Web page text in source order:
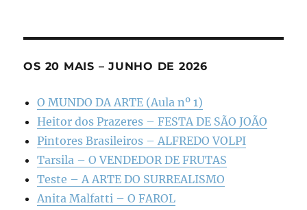
OS 20 MAIS – JUNHO DE 2026
O MUNDO DA ARTE (Aula nº 1)
Heitor dos Prazeres – FESTA DE SÃO JOÃO
Pintores Brasileiros – ALFREDO VOLPI
Tarsila – O VENDEDOR DE FRUTAS
Teste – A ARTE DO SURREALISMO
Anita Malfatti – O FAROL